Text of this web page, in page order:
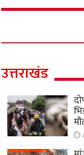
उत्तराखंड